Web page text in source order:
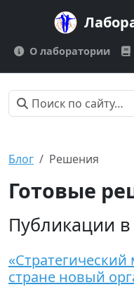
О лаборатории
Блог Решения
Готовые
Публикации в
стране новый